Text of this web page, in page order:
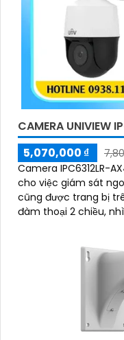
CAMERA UNIVIEW
5,070,000 ₫
Camera IPC6312LR-
cho việc giám sát
cũng được trang bị
đàm thoại 2 chiều,